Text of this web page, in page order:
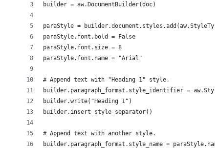
builder = aw.DocumentBuilder(doc)
paraStyle =
paraStyle.font.bold = False
paraStyle.font.size = 8
paraStyle.font.name = "Arial"
# Append text with "Heading 1" style.
builder.paragraph_format.style_identifier =
builder.write("Heading 1")
builder.insert_style_separator()
# Append text with another style.
builder.paragraph_format.style_name =